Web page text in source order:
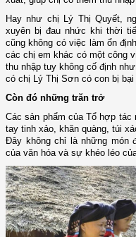
Hay như chị Lý Thị Quyết,
xuyên bị đau nhức khi thời
cũng không có việc làm ổn
các chị em khác có một công
thu nhập tuy không cố định
có chị Lý Thị Sơn có con bị
Còn đó những trăn trở
Các sản phẩm của Tổ hợp
tay tinh xảo, khăn quàng, túi
Đây không chỉ là những món
của văn hóa và sự khéo léo